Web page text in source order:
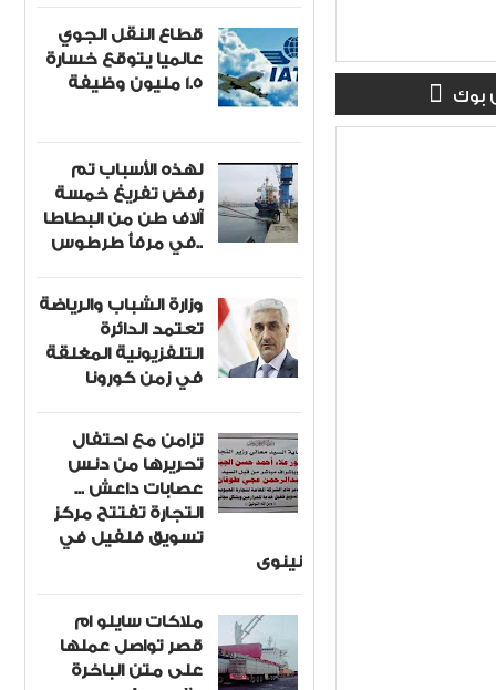
بوك
قطاع النقل الجوي
عالميا يتوقع خسارة
1.5 مليون وظيفة
لهذه الأسباب تم
رفض تفريغ خمسة
آلاف طن من البطاطا
في مرفأ طرطوس..
وزارة الشباب والرياضة
تعتمد الدائرة
التلفزيونية المغلقة
في زمن كورونا
تزامن مع احتفال
تحريرها من دنس
عصابات داعش ...
التجارة تفتتح مركز
تسويق فلفيل في
نينوى
ملاكات سايلو ام
قصر تواصل عملها
على متن الباخرة